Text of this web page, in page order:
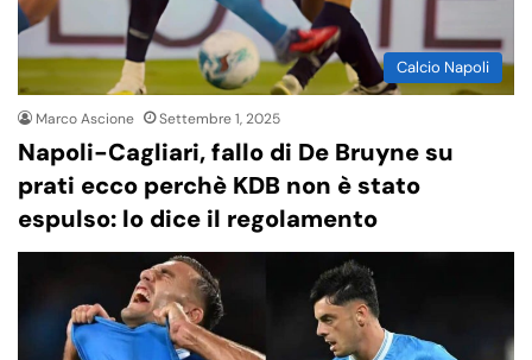
Calcio Napoli
Marco Ascione Settembre 1, 2025
Napoli-Cagliari, fallo di De Bruyne su
prati ecco perchè KDB non è stato
espulso: lo dice il regolamento